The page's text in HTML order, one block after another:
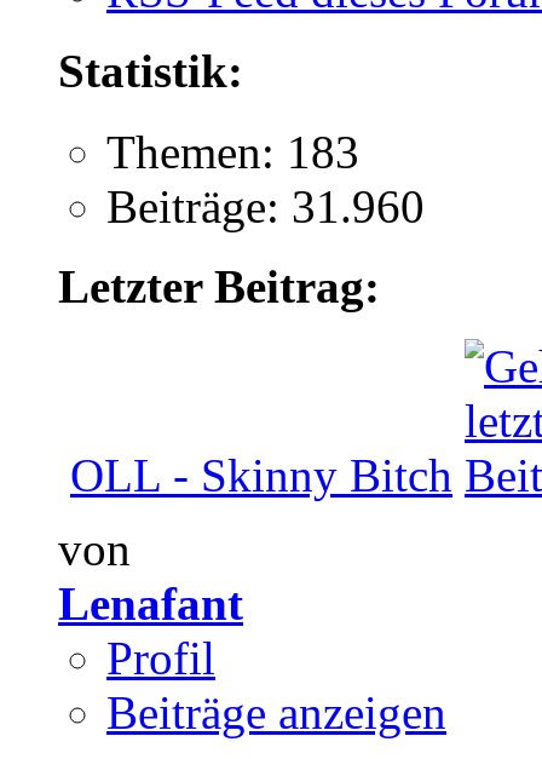
Statistik:
Themen: 183
Beiträge: 31.960
Letzter Beitrag:
OLL - Skinny Bitch
von
Lenafant
Profil
Beiträge anzeigen